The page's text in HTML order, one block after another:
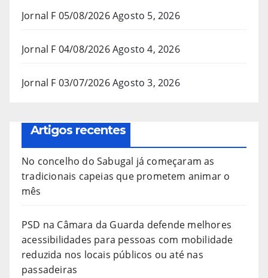
Jornal F 05/08/2026Agosto 5, 2026
Jornal F 04/08/2026Agosto 4, 2026
Jornal F 03/07/2026Agosto 3, 2026
Artigos recentes
No concelho do Sabugal já começaram as
tradicionais capeias que prometem animar o
mês
PSD na Câmara da Guarda defende melhores
acessibilidades para pessoas com mobilidade
reduzida nos locais públicos ou até nas
passadeiras